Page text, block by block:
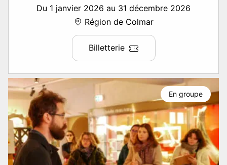
Du 1 janvier 2026 au 31 décembre 2026
Région de Colmar
Billetterie
En groupe